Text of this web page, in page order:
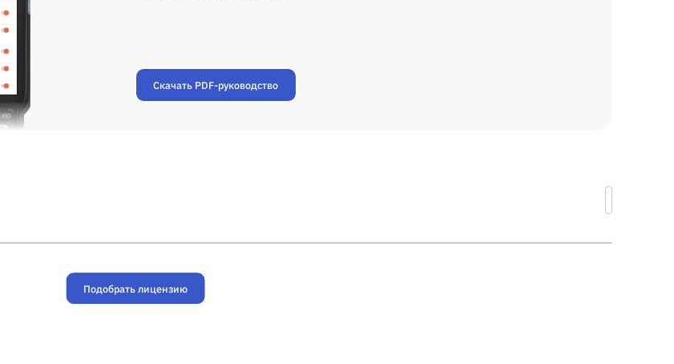
Скачать PDF-руководство
Подобрать лицензию